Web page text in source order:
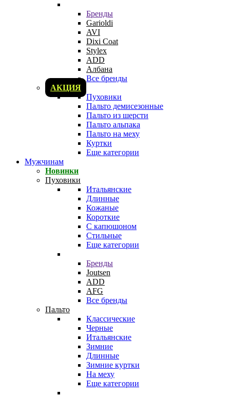
Бренды
Garioldi
AVI
Dixi Coat
Stylex
ADD
Албана
Все бренды
АКЦИЯ
Пуховики
Пальто демисезонные
Пальто из шерсти
Пальто альпака
Пальто на меху
Куртки
Еще категории
Мужчинам
Новинки
Пуховики
Итальянские
Длинные
Кожаные
Короткие
С капюшоном
Стильные
Еще категории
Бренды
Joutsen
ADD
AFG
Все бренды
Пальто
Классические
Черные
Итальянские
Зимние
Длинные
Зимние куртки
На меху
Еще категории